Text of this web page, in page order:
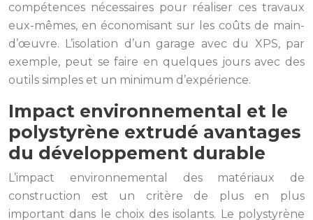
compétences nécessaires pour réaliser ces travaux
eux-mêmes, en économisant sur les coûts de main-
d’œuvre. L’isolation d’un garage avec du XPS, par
exemple, peut se faire en quelques jours avec des
outils simples et un minimum d’expérience.
Impact environnemental et le
polystyrène extrudé avantages
du développement durable
L’impact environnemental des matériaux de
construction est un critère de plus en plus
important dans le choix des isolants. Le polystyrène